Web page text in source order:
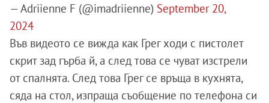
— Adriienne F (@imadriienne) September 20,
2024
Във видеото се вижда как Грег ходи с пистолет
скрит зад гърба й, а след това се чуват изстрели
от спалнята. След това Грег се връща в кухнята,
сяда на стол, изпраща съобщение по телефона си